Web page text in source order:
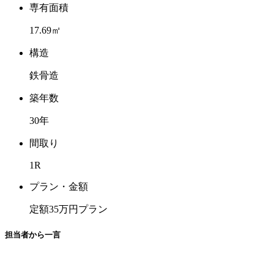
専有面積
17.69㎡
構造
鉄骨造
築年数
30年
間取り
1R
プラン・金額
定額35万円プラン
担当者から一言